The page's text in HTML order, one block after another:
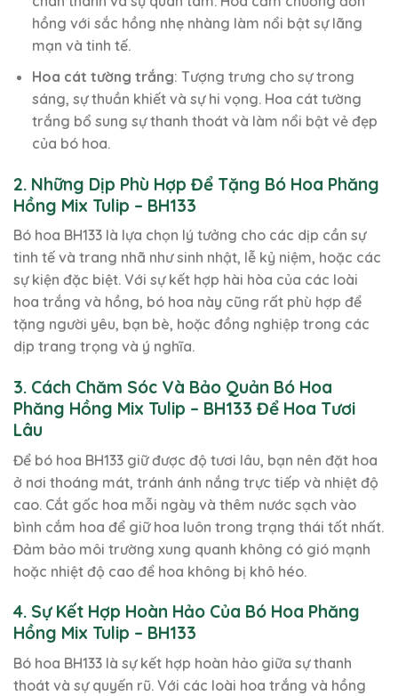
hồng với sắc hồng nhẹ nhàng làm nổi bật sự lãng
mạn và tinh tế.
Hoa cát tường trắng: Tượng trưng cho sự trong
sáng, sự thuần khiết và sự hi vọng. Hoa cát tường
trắng bổ sung sự thanh thoát và làm nổi bật vẻ đẹp
của bó hoa.
2. Những Dịp Phù Hợp Để Tặng Bó Hoa Phăng
Hồng Mix Tulip – BH133
Bó hoa BH133 là lựa chọn lý tưởng cho các dịp cần sự
tinh tế và trang nhã như sinh nhật, lễ kỷ niệm, hoặc các
sự kiện đặc biệt. Với sự kết hợp hài hòa của các loài
hoa trắng và hồng, bó hoa này cũng rất phù hợp để
tặng người yêu, bạn bè, hoặc đồng nghiệp trong các
dịp trang trọng và ý nghĩa.
3. Cách Chăm Sóc Và Bảo Quản Bó Hoa
Phăng Hồng Mix Tulip – BH133 Để Hoa Tươi
Lâu
Để bó hoa BH133 giữ được độ tươi lâu, bạn nên đặt hoa
ở nơi thoáng mát, tránh ánh nắng trực tiếp và nhiệt độ
cao. Cắt gốc hoa mỗi ngày và thêm nước sạch vào
bình cắm hoa để giữ hoa luôn trong trạng thái tốt nhất.
Đảm bảo môi trường xung quanh không có gió mạnh
hoặc nhiệt độ cao để hoa không bị khô héo.
4. Sự Kết Hợp Hoàn Hảo Của Bó Hoa Phăng
Hồng Mix Tulip – BH133
Bó hoa BH133 là sự kết hợp hoàn hảo giữa sự thanh
thoát và sự quyến rũ. Với các loài hoa trắng và hồng